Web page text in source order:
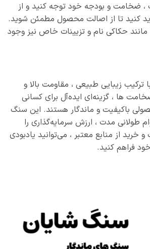
ضخامت و بودجه خود توجه کنید و از
کنید تا از اصالت محصول مطمئن شوید.
حکاکی نام و تزیینات خاص نیز وجود
زیبایی طبیعی ، مقاومت بالا و
ها ، گزینه‌ای ایده‌آل برای کسانی
باکیفیت و ماندگار هستند. این سنگ
مدت ، ارزش سرمایه‌گذاری را
از منابع معتبر ، می‌توانید یادبودی
فراهم کنید.